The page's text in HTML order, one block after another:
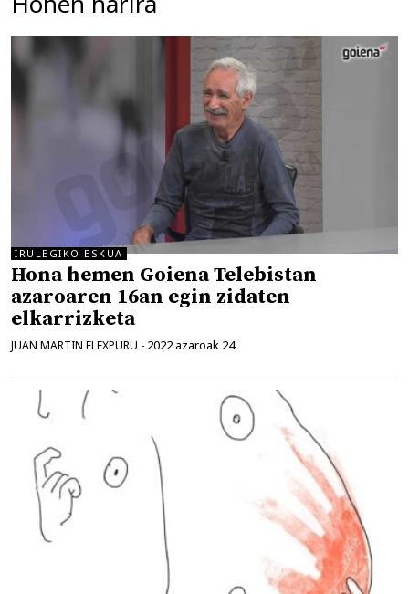
IRULEGIKO ESKUA
Hona hemen Goiena Telebistan
azaroaren 16an egin zidaten
elkarrizketa
JUAN MARTIN ELEXPURU - 2022 azaroak 24